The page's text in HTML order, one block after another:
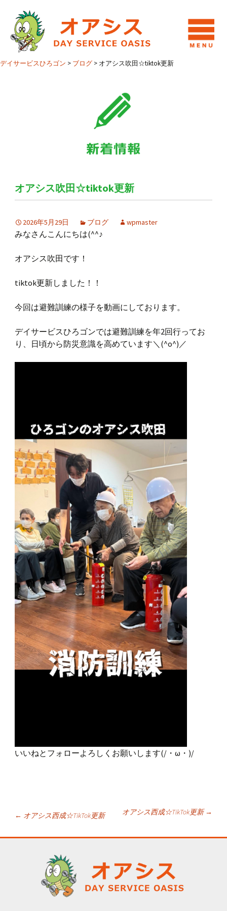
デイサービスひろゴン > ブログ > オアシス吹田☆tiktok更新
オアシス吹田☆tiktok更新
2026年5月29日 ブログ wpmaster
みなさんこんにちは(^^♪
オアシス吹田です！
tiktok更新しました！！
今回は避難訓練の様子を動画にしております。
デイサービスひろゴンでは避難訓練を年2回行ってお
り、日頃から防災意識を高めています＼(^o^)／
いいねとフォローよろしくお願いします(/・ω・)/
投
← オアシス西成☆TikTok更新 オアシス西成☆TikTok更新→